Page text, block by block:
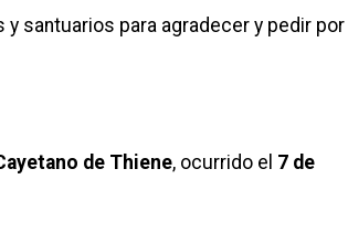
santuarios para agradecer y pedir por
de Thiene, ocurrido el 7 de